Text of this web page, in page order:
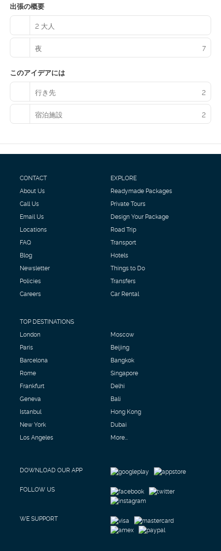
出張の概要
2 大人
夜 7
このアイデアには
行き先 2
宿泊施設 2
CONTACT
About Us
Call Us
Email Us
Locations
FAQ
Blog
Newsletter
Policies
Careers
EXPLORE
Readymade Packages
Private Tours
Design Your Package
Road Trip
Transport
Hotels
Things to Do
Transfers
Car Rental
TOP DESTINATIONS
London
Paris
Barcelona
Rome
Frankfurt
Geneva
Istanbul
New York
Los Angeles
Moscow
Beijing
Bangkok
Singapore
Delhi
Bali
Hong Kong
Dubai
More...
DOWNLOAD OUR APP
FOLLOW US
WE SUPPORT